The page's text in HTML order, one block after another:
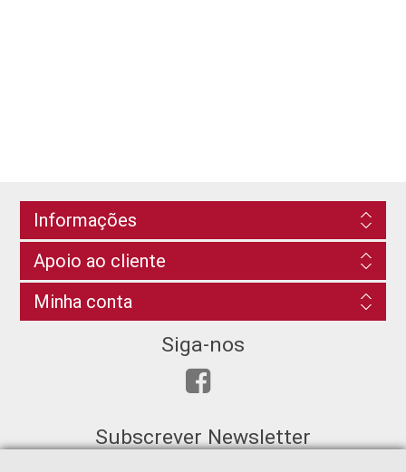
Informações
Apoio ao cliente
Minha conta
Siga-nos
Subscrever Newsletter